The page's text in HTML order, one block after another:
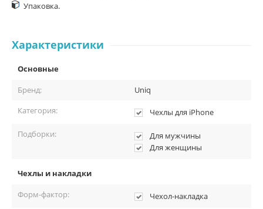
Упаковка.
Характеристики
Основные
Бренд:
Uniq
Категория:
Чехлы для iPhone
Подборки:
Для мужчины
Для женщины
Чехлы и накладки
Форм-фактор:
Чехол-накладка